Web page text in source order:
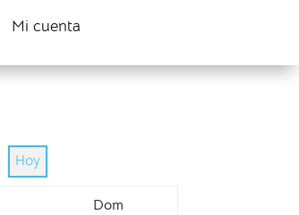
Mi cuenta
Hoy
Dom